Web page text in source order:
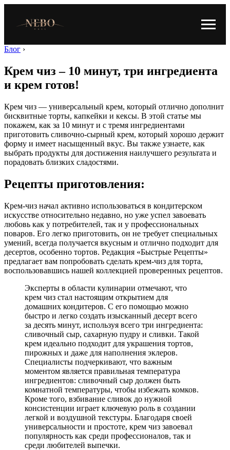
Блог ›
Крем чиз – 10 минут, три ингредиента
и крем готов!
Крем чиз — универсальный крем, который отлично дополнит
бисквитные торты, капкейки и кексы. В этой статье мы
покажем, как за 10 минут и с тремя ингредиентами
приготовить сливочно-сырный крем, который хорошо держит
форму и имеет насыщенный вкус. Вы также узнаете, как
выбрать продукты для достижения наилучшего результата и
порадовать близких сладостями.
Рецепты приготовления:
Крем-чиз начал активно использоваться в кондитерском
искусстве относительно недавно, но уже успел завоевать
любовь как у потребителей, так и у профессиональных
поваров. Его легко приготовить, он не требует специальных
умений, всегда получается вкусным и отлично подходит для
десертов, особенно тортов. Редакция «Быстрые Рецепты»
предлагает вам попробовать сделать крем-чиз для торта,
воспользовавшись нашей коллекцией проверенных рецептов.
Эксперты в области кулинарии отмечают, что
крем чиз стал настоящим открытием для
домашних кондитеров. С его помощью можно
быстро и легко создать изысканный десерт всего
за десять минут, используя всего три ингредиента:
сливочный сыр, сахарную пудру и сливки. Такой
крем идеально подходит для украшения тортов,
пирожных и даже для наполнения эклеров.
Специалисты подчеркивают, что важным
моментом является правильная температура
ингредиентов: сливочный сыр должен быть
комнатной температуры, чтобы избежать комков.
Кроме того, взбивание сливок до нужной
консистенции играет ключевую роль в создании
легкой и воздушной текстуры. Благодаря своей
универсальности и простоте, крем чиз завоевал
популярность как среди профессионалов, так и
среди любителей выпечки.